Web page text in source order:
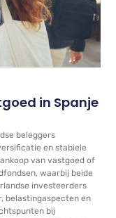
in Spanje
beleggers
en stabiele
van vastgoed of
waarbij beide
investeerders
belastingaspecten en
bij